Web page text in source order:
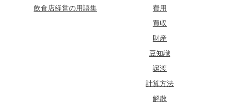
飲食店経営の用語集
費用
買収
財産
豆知識
譲渡
計算方法
解散